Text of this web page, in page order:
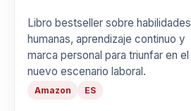
Libro bestseller sobre habilidades
humanas, aprendizaje continuo y
marca personal para triunfar en el
nuevo escenario laboral.
Amazon ES